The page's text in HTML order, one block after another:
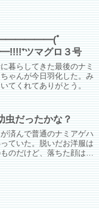
ﾀ━━━━━━(ﾟ
ツマグロ３号
暮らしてきた最後のナミ
ゃんが今日羽化した。み
てくれてありがとう。
虫だったかな？
済んで普通のナミアゲハ
ていた。脱いだお洋服は
のだけど、落ちた顔は真